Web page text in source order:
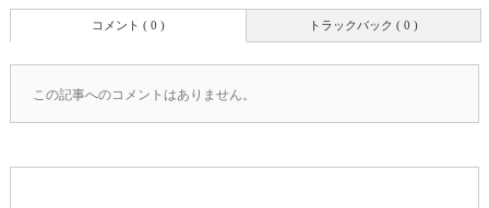
トラックバック ( 0 )
コメント ( 0 )
この記事へのコメントはありません。